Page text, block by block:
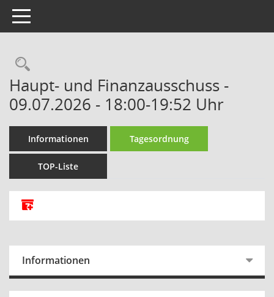
Toggle navigation
Rechercheauswahl
Haupt- und Finanzausschuss -
09.07.2026 - 18:00-19:52 Uhr
Informationen Tagesordnung
TOP-Liste
Alle Dokumente zu dieser Sitzung zusammenfassen
Informationen